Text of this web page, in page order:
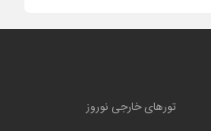
تورهای خارجی نوروز